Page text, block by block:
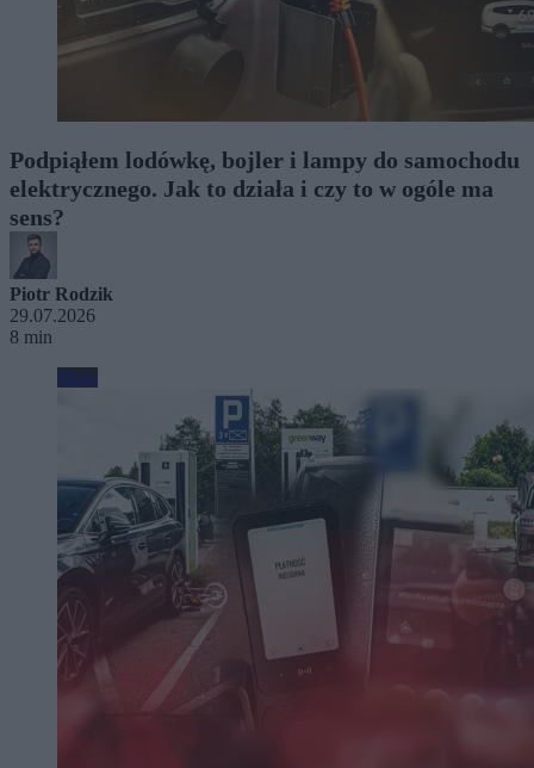
Podpiąłem lodówkę, bojler i lampy do samochodu
elektrycznego. Jak to działa i czy to w ogóle ma
sens?
Piotr Rodzik
29.07.2026
8 min
Moto